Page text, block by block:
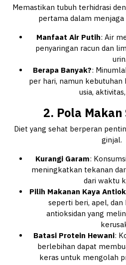
Memastikan tubuh terhidrasi
pertama dalam
Manfaat Air Putih: Air
penyaringan racun dan
urin.
Berapa Banyak?:
per hari, namun
usia,
2. Pola Makan
Diet yang sehat berperan
ginjal.
Kurangi Garam:
meningkatkan tekanan
dari waktu
Pilih Makanan Kaya
seperti beri, apel, dan
antioksidan yang
Batasi Protein Hewani:
berlebihan dapat
keras untuk mengolah